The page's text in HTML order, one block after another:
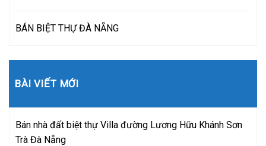
BÁN BIỆT THỰ ĐÀ NẴNG
BÀI VIẾT MỚI
Bán nhà đất biệt thự Villa đường Lương Hữu Khánh Sơn
Trà Đà Nẵng